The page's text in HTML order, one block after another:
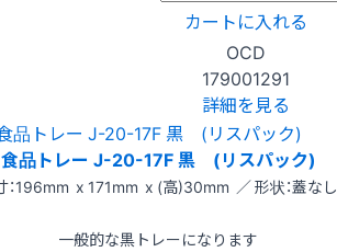
カートに入れる
OCD
179001291
詳細を見る
食品トレー J-20-17F 黒 (リスパック)
：196mm x 171mm x (高)30mm ／ 形状：蓋なし
一般的な黒トレーになります